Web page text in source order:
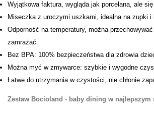
Wyjątkowa faktura, wygląda jak porcelana, ale się
Miseczka z uroczymi uszkami, idealna na zupki i
Odporność na temperatury, można
zamrażać.
Bez BPA: 100% bezpieczeństwa dla zdrowia
Można myć w zmywarce: szybkie i wygodne
Łatwe do utrzymania w czystości, nie chłonie
Zestaw Bocioland - baby dining w najlepszym